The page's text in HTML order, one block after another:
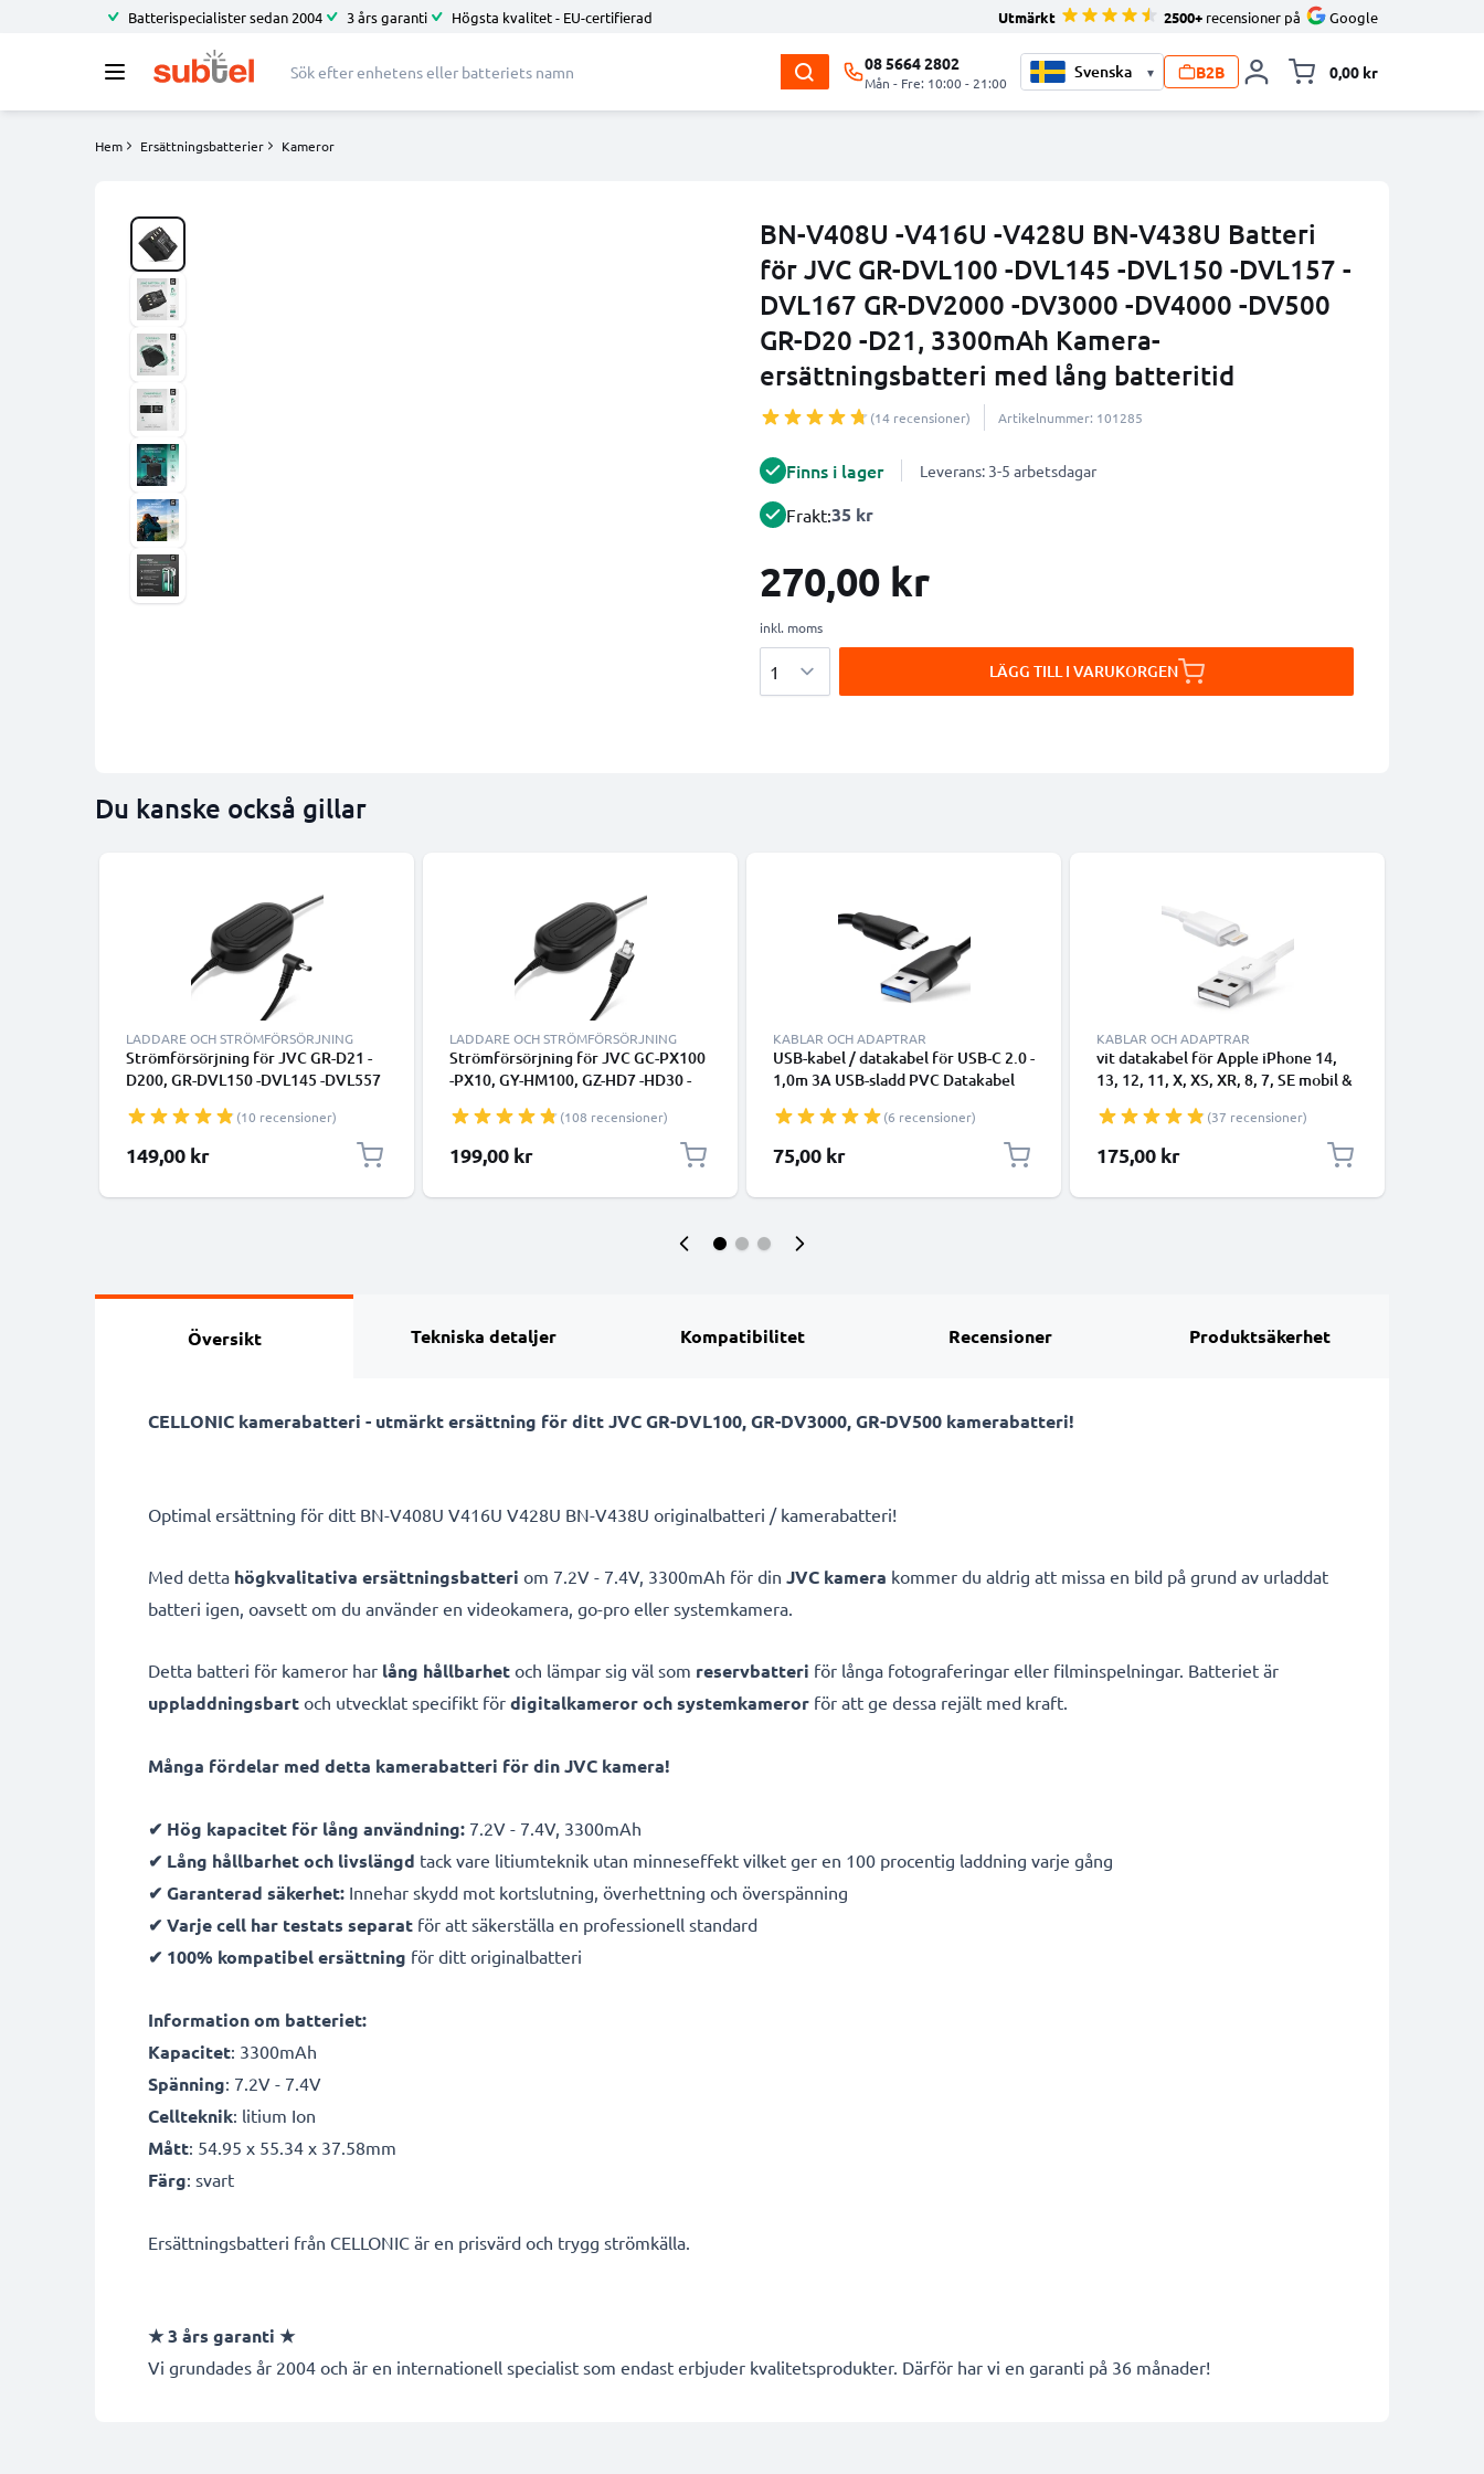
Batterispecialister sedan 2004 3 års garanti Högsta kvalitet - EU-certifierad Utmärkt 2500+ recensioner på Google
08 5664 2802
Mån - Fre: 10:00 - 21:00
▾ B2B 0,00 kr
Hem Ersättningsbatterier Kameror
BN-V408U -V416U -V428U BN-V438U Batteri
för JVC GR-DVL100 -DVL145 -DVL150 -DVL157 -
DVL167 GR-DV2000 -DV3000 -DV4000 -DV500
GR-D20 -D21, 3300mAh Kamera-
ersättningsbatteri med lång batteritid
(14 recensioner) Artikelnummer: 101285
Finns i lager Leverans: 3-5 arbetsdagar
Frakt:35 kr
270,00 kr
inkl. moms
LÄGG TILL I VARUKORGEN
Du kanske också gillar
LADDARE OCH STRÖMFÖRSÖRJNING
Strömförsörjning för JVC GR-D21 -
D200, GR-DVL150 -DVL145 -DVL557
AC-adapter AP-V10 AP-V11 AP-V12
DC-koppling – Batteri-Dummy /
Nätdel från subtel
(10 recensioner)
149,00 kr
LADDARE OCH STRÖMFÖRSÖRJNING
Strömförsörjning för JVC GC-PX100
-PX10, GY-HM100, GZ-HD7 -HD30 -
GZ-MG130 GZ-MG330, GZ-MC500 -
MS200, GZ-MS120 -MS100, GZ-
HM200 -HM400 -HM1, GR-D720 -
(108 recensioner)
199,00 kr
KABLAR OCH ADAPTRAR
USB-kabel / datakabel för USB-C 2.0 -
1,0m 3A USB-sladd PVC Datakabel
(6 recensioner)
75,00 kr
KABLAR OCH ADAPTRAR
vit datakabel för Apple iPhone 14,
13, 12, 11, X, XS, XR, 8, 7, SE mobil &
överföring - USB-sladd(37 recensioner)
175,00 kr
Översikt Tekniska detaljer Kompatibilitet Recensioner Produktsäkerhet
CELLONIC kamerabatteri - utmärkt ersättning för ditt JVC GR-DVL100, GR-DV3000, GR-DV500 kamerabatteri!
Optimal ersättning för ditt BN-V408U V416U V428U BN-V438U originalbatteri / kamerabatteri!
Med detta högkvalitativa ersättningsbatteri om 7.2V - 7.4V, 3300mAh för din JVC kamera kommer du aldrig att missa en bild på grund av urladdat
batteri igen, oavsett om du använder en videokamera, go-pro eller systemkamera.
Detta batteri för kameror har lång hållbarhet och lämpar sig väl som reservbatteri för långa fotograferingar eller filminspelningar. Batteriet är
uppladdningsbart och utvecklat specifikt för digitalkameror och systemkameror för att ge dessa rejält med kraft.
Många fördelar med detta kamerabatteri för din JVC kamera!
✔ Hög kapacitet för lång användning: 7.2V - 7.4V, 3300mAh
✔ Lång hållbarhet och livslängd tack vare litiumteknik utan minneseffekt vilket ger en 100 procentig laddning varje gång
✔ Garanterad säkerhet: Innehar skydd mot kortslutning, överhettning och överspänning
✔ Varje cell har testats separat för att säkerställa en professionell standard
✔ 100% kompatibel ersättning för ditt originalbatteri
Information om batteriet:
Kapacitet: 3300mAh
Spänning: 7.2V - 7.4V
Cellteknik: litium Ion
Mått: 54.95 x 55.34 x 37.58mm
Färg: svart
Ersättningsbatteri från CELLONIC är en prisvärd och trygg strömkälla.
★3 års garanti ★
Vi grundades år 2004 och är en internationell specialist som endast erbjuder kvalitetsprodukter. Därför har vi en garanti på 36 månader!